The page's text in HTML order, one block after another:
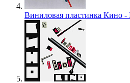
Виниловая пластинка Кино -